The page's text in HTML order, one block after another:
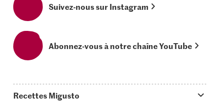
Suivez-nous sur Instagram
Abonnez-vous à notre chaîne YouTube
Recettes Migusto